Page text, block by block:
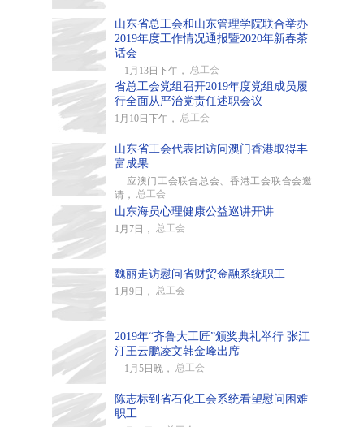
山东省总工会和山东管理学院联合举办
2019年度工作情况通报暨2020年新春茶
话会
1月13日下午， 总工会
省总工会党组召开2019年度党组成员履
行全面从严治党责任述职会议
1月10日下午， 总工会
山东省工会代表团访问澳门香港取得丰
富成果
应澳门工会联合总会、香港工会联合会邀
请， 总工会
山东海员心理健康公益巡讲开讲
1月7日， 总工会
魏丽走访慰问省财贸金融系统职工
1月9日， 总工会
2019年“齐鲁大工匠”颁奖典礼举行 张江
汀王云鹏凌文韩金峰出席
1月5日晚， 总工会
陈志标到省石化工会系统看望慰问困难
职工